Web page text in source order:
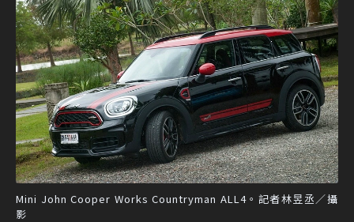
Mini John Cooper Works Countryman ALL4。記者林昱丞／攝
影